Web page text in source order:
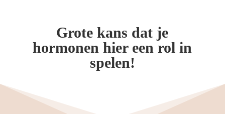
Grote kans dat je
hormonen hier een rol in
spelen!